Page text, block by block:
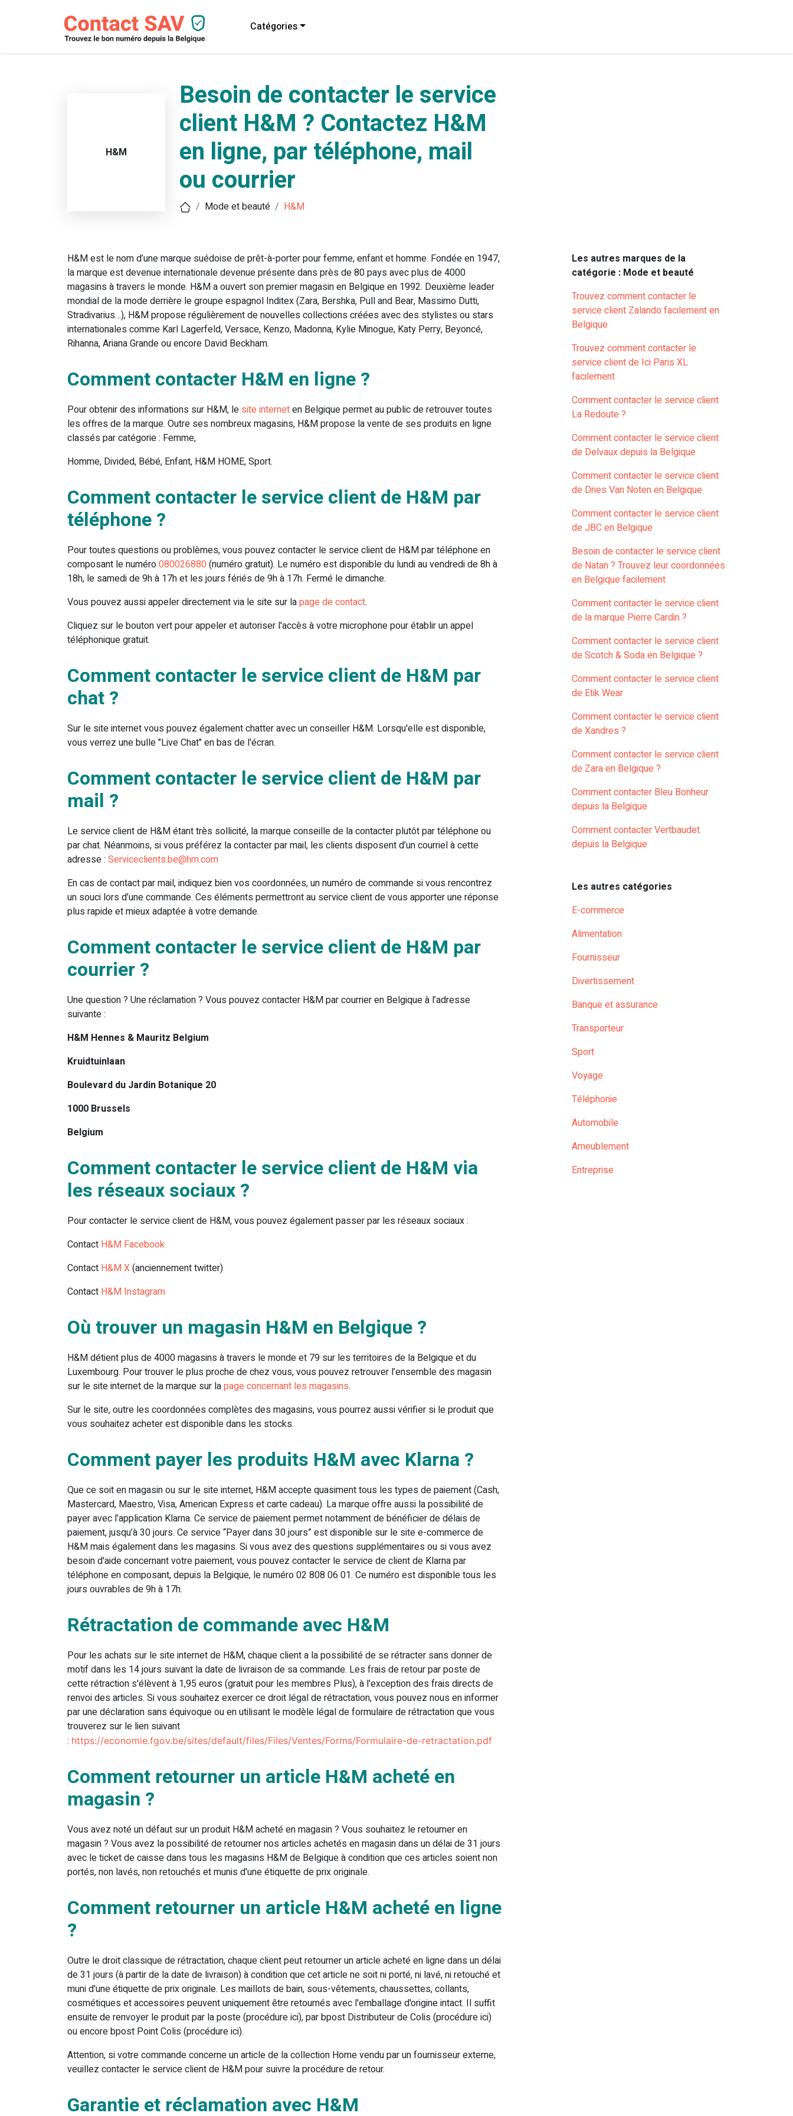
Catégories
H&M
Besoin de contacter le service
client H&M ? Contactez H&M
en ligne, par téléphone, mail
ou courrier
Mode et beauté H&M
H&M est le nom d’une marque suédoise de prêt-à-porter pour femme, enfant et homme. Fondée en 1947,
la marque est devenue internationale devenue présente dans près de 80 pays avec plus de 4000
magasins à travers le monde. H&M a ouvert son premier magasin en Belgique en 1992. Deuxième leader
mondial de la mode derrière le groupe espagnol Inditex (Zara, Bershka, Pull and Bear, Massimo Dutti,
Stradivarius…), H&M propose régulièrement de nouvelles collections créées avec des stylistes ou stars
internationales comme Karl Lagerfeld, Versace, Kenzo, Madonna, Kylie Minogue, Katy Perry, Beyoncé,
Rihanna, Ariana Grande ou encore David Beckham.
Comment contacter H&M en ligne ?
Pour obtenir des informations sur H&M, le site interneten Belgique permet au public de retrouver toutes
les offres de la marque. Outre ses nombreux magasins, H&M propose la vente de ses produits en ligne
classés par catégorie : Femme,
Homme, Divided, Bébé, Enfant, H&M HOME, Sport.
Comment contacter le service client de H&M par
téléphone ?
Pour toutes questions ou problèmes, vous pouvez contacter le service client de H&M par téléphone en
composant le numéro080026880(numéro gratuit). Le numéro est disponible du lundi au vendredi de 8h à
18h, le samedi de 9h à 17h et les jours fériés de 9h à 17h. Fermé le dimanche.
Vous pouvez aussi appeler directement via le site sur lapage de contact.
Cliquez sur le bouton vert pour appeler et autoriser l'accès à votre microphone pour établir un appel
téléphonique gratuit.
Comment contacter le service client de H&M par
chat ?
Sur le site internet vous pouvez également chatter avec un conseiller H&M. Lorsqu'elle est disponible,
vous verrez une bulle "Live Chat" en bas de l'écran.
Comment contacter le service client de H&M par
mail ?
Le service client de H&M étant très sollicité, la marque conseille de la contacter plutôt par téléphone ou
par chat. Néanmoins, si vous préférez la contacter par mail, les clients disposent d’un courriel à cette
adresse : Serviceclients.be@hm.com
En cas de contact par mail, indiquez bien vos coordonnées, un numéro de commande si vous rencontrez
un souci lors d’une commande. Ces éléments permettront au service client de vous apporter une réponse
plus rapide et mieux adaptée à votre demande.
Comment contacter le service client de H&M par
courrier ?
Une question ? Une réclamation ? Vous pouvez contacter H&M par courrier en Belgique à l’adresse
suivante :
H&M Hennes & Mauritz Belgium
Kruidtuinlaan
Boulevard du Jardin Botanique 20
1000 Brussels
Belgium
Comment contacter le service client de H&M via
les réseaux sociaux ?
Pour contacter le service client de H&M, vous pouvez également passer par les réseaux sociaux :
Contact H&M Facebook
Contact H&M X(anciennement twitter)
Contact H&M Instagram
Où trouver un magasin H&M en Belgique ?
H&M détient plus de 4000 magasins à travers le monde et 79 sur les territoires de la Belgique et du
Luxembourg. Pour trouver le plus proche de chez vous, vous pouvez retrouver l’ensemble des magasin
sur le site internet de la marque sur lapage concernant les magasins.
Sur le site, outre les coordonnées complètes des magasins, vous pourrez aussi vérifier si le produit que
vous souhaitez acheter est disponible dans les stocks.
Comment payer les produits H&M avec Klarna ?
Que ce soit en magasin ou sur le site internet, H&M accepte quasiment tous les types de paiement (Cash,
Mastercard, Maestro, Visa, American Express et carte cadeau). La marque offre aussi la possibilité de
payer avec l’application Klarna. Ce service de paiement permet notamment de bénéficier de délais de
paiement, jusqu’à 30 jours. Ce service “Payer dans 30 jours” est disponible sur le site e-commerce de
H&M mais également dans les magasins. Si vous avez des questions supplémentaires ou si vous avez
besoin d'aide concernant votre paiement, vous pouvez contacter le service de client de Klarna par
téléphone en composant, depuis la Belgique, le numéro 02 808 06 01. Ce numéro est disponible tous les
jours ouvrables de 9h à 17h.
Rétractation de commande avec H&M
Pour les achats sur le site internet de H&M, chaque client a la possibilité de se rétracter sans donner de
motif dans les 14 jours suivant la date de livraison de sa commande. Les frais de retour par poste de
cette rétraction s'élèvent à 1,95 euros (gratuit pour les membres Plus), à l'exception des frais directs de
renvoi des articles. Si vous souhaitez exercer ce droit légal de rétractation, vous pouvez nous en informer
par une déclaration sans équivoque ou en utilisant le modèle légal de formulaire de rétractation que vous
trouverez sur le lien suivant
: https://economie.fgov.be/sites/default/files/Files/Ventes/Forms/Formulaire-de-retractation.pdf
Comment retourner un article H&M acheté en
magasin ?
Vous avez noté un défaut sur un produit H&M acheté en magasin ? Vous souhaitez le retourner en
magasin ? Vous avez la possibilité de retourner nos articles achetés en magasin dans un délai de 31 jours
avec le ticket de caisse dans tous les magasins H&M de Belgique à condition que ces articles soient non
portés, non lavés, non retouchés et munis d'une étiquette de prix originale.
Comment retourner un article H&M acheté en ligne
?
Outre le droit classique de rétractation, chaque client peut retourner un article acheté en ligne dans un délai
de 31 jours (à partir de la date de livraison) à condition que cet article ne soit ni porté, ni lavé, ni retouché et
muni d'une étiquette de prix originale. Les maillots de bain, sous-vêtements, chaussettes, collants,
cosmétiques et accessoires peuvent uniquement être retournés avec l'emballage d'origine intact. Il suffit
ensuite de renvoyer le produit par la poste (procédure ici), par bpost Distributeur de Colis (procédure ici)
ou encore bpost Point Colis (procédure ici).
Attention, si votre commande concerne un article de la collection Home vendu par un fournisseur externe,
veuillez contacter le service client de H&M pour suivre la procédure de retour.
Garantie et réclamation avec H&M
Les autres marques de la
catégorie : Mode et beauté
Trouvez comment contacter le
service client Zalando facilement en
Belgique
Trouvez comment contacter le
service client de Ici Paris XL
facilement
Comment contacter le service client
La Redoute ?
Comment contacter le service client
de Delvaux depuis la Belgique
Comment contacter le service client
de Dries Van Noten en Belgique
Comment contacter le service client
de JBC en Belgique
Besoin de contacter le service client
de Natan ? Trouvez leur coordonnées
en Belgique facilement
Comment contacter le service client
de la marque Pierre Cardin ?
Comment contacter le service client
de Scotch & Soda en Belgique ?
Comment contacter le service client
de Etik Wear
Comment contacter le service client
de Xandres ?
Comment contacter le service client
de Zara en Belgique ?
Comment contacter Bleu Bonheur
depuis la Belgique
Comment contacter Vertbaudet
depuis la Belgique
Les autres catégories
E-commerce
Alimentation
Fournisseur
Divertissement
Banque et assurance
Transporteur
Sport
Voyage
Téléphonie
Automobile
Ameublement
Entreprise